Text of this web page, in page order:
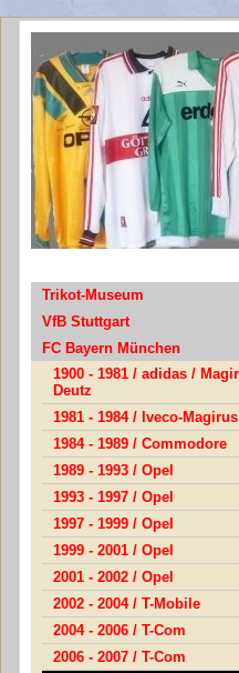
Trikot-Museum
VfB Stuttgart
FC Bayern München
1900 - 1981 / adidas /
Deutz
1981 - 1984 / Iveco-Magirus
1984 - 1989 / Commodore
1989 - 1993 / Opel
1993 - 1997 / Opel
1997 - 1999 / Opel
1999 - 2001 / Opel
2001 - 2002 / Opel
2002 - 2004 / T-Mobile
2004 - 2006 / T-Com
2006 - 2007 / T-Com